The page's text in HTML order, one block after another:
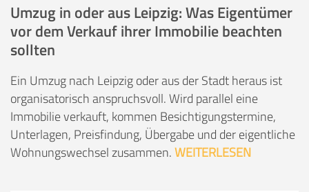
Umzug in oder aus Leipzig: Was Eigentümer
vor dem Verkauf ihrer Immobilie beachten
sollten
Ein Umzug nach Leipzig oder aus der Stadt heraus ist
organisatorisch anspruchsvoll. Wird parallel eine
Immobilie verkauft, kommen Besichtigungstermine,
Unterlagen, Preisfindung, Übergabe und der eigentliche
Wohnungswechsel zusammen.WEITERLESEN